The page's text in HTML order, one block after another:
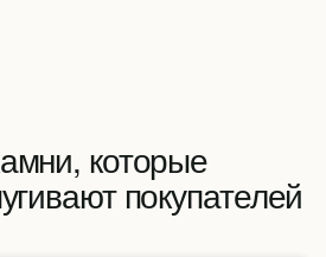
которые
покупателей